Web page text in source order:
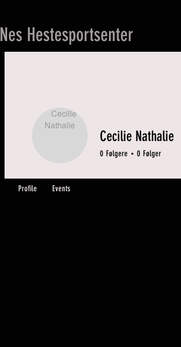
Nes Hestesportsenter
Cecilie Nathalie
0 Følgere 0 Følger
Profile Events